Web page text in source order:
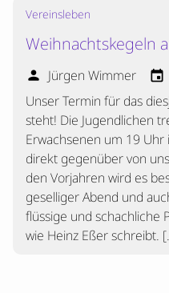
Beiträge
Mannschaften
Ranglisten
Termine
Verschiedenes
Kontakt
Vereinsleben
Weihnachtskegeln
person Jürgen Wimmer event
Unser Termin für das
steht! Die Jugendlichen
Erwachsenen um 19
direkt gegenüber von
den Vorjahren wird es
geselliger Abend und
flüssige und schachliche
wie Heinz Eßer schreibt.